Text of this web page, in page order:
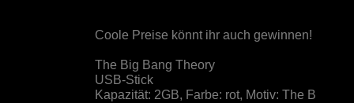
Coole Preise könnt ihr auch gewinnen!
The Big Bang Theory
USB-Stick
Kapazität: 2GB, Farbe: rot, Motiv: The B